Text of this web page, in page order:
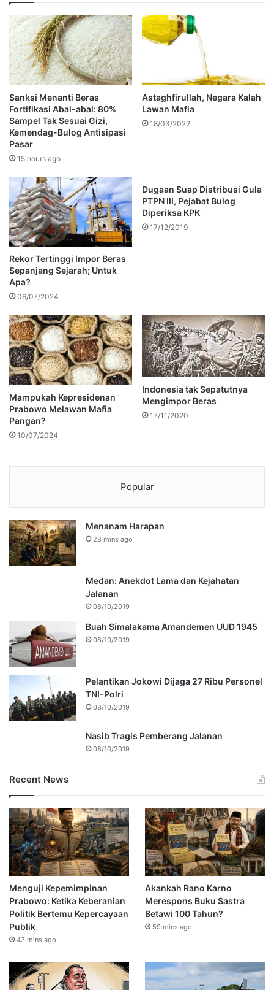
Sanksi Menanti Beras
Fortifikasi Abal-abal: 80%
Sampel Tak Sesuai Gizi,
Kemendag-Bulog Antisipasi
Pasar
15 hours ago
Astaghfirullah, Negara Kalah
Lawan Mafia
18/03/2022
Rekor Tertinggi Impor Beras
Sepanjang Sejarah; Untuk
Apa?
06/07/2024
Dugaan Suap Distribusi Gula
PTPN III, Pejabat Bulog
Diperiksa KPK
17/12/2019
Mampukah Kepresidenan
Prabowo Melawan Mafia
Pangan?
10/07/2024
Indonesia tak Sepatutnya
Mengimpor Beras
17/11/2020
Popular
Menanam Harapan
28 mins ago
Medan: Anekdot Lama dan Kejahatan
Jalanan
08/10/2019
Buah Simalakama Amandemen UUD 1945
08/10/2019
Pelantikan Jokowi Dijaga 27 Ribu Personel
TNI-Polri
08/10/2019
Nasib Tragis Pemberang Jalanan
08/10/2019
Recent News
Menguji Kepemimpinan
Prabowo: Ketika Keberanian
Politik Bertemu Kepercayaan
Publik
43 mins ago
Akankah Rano Karno
Merespons Buku Sastra
Betawi 100 Tahun?
59 mins ago